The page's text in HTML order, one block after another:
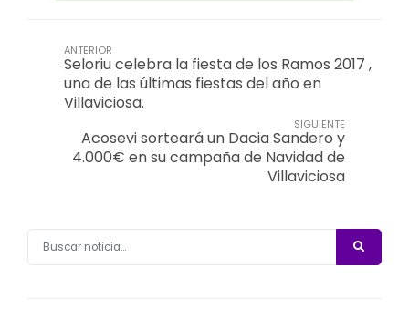
ANTERIOR
Seloriu celebra la fiesta de los Ramos 2017 ,
una de las últimas fiestas del año en
Villaviciosa.
SIGUIENTE
Acosevi sorteará un Dacia Sandero y
4.000€ en su campaña de Navidad de
Villaviciosa